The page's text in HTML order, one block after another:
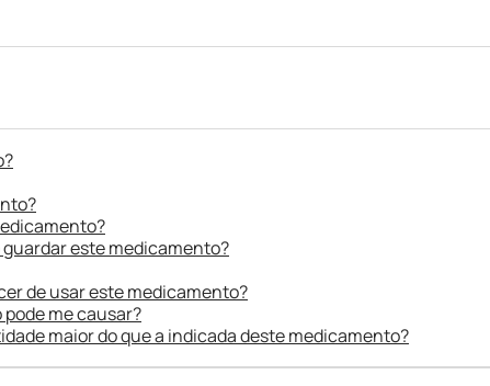
este medicamento?
de usar este medicamento?
me causar?
maior do que a indicada deste medicamento?